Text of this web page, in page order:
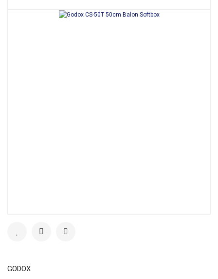
GODOX